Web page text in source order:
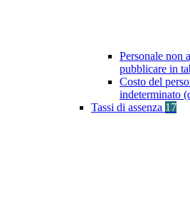
Personale non
pubblicare in
Costo del
indeterminato
Tassi di assenza 17